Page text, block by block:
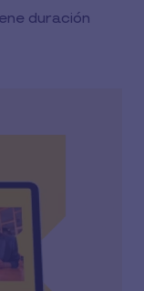
duración